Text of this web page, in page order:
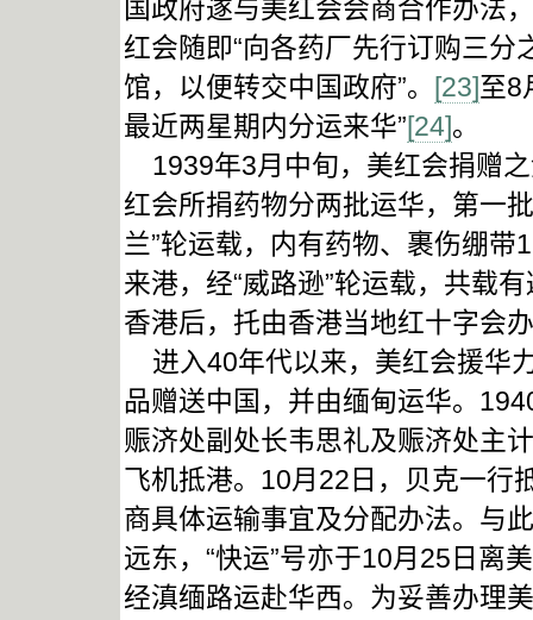
国政府遂与美红会会商合作办法
红会随即“向各药厂先行订购三
馆，以便转交中国政府”。 [23]至8
最近两星期内分运来华”[24]。
1939年3月中旬，美红会捐赠
红会所捐药物分两批运华，第一
兰”轮运载，内有药物、裹伤绷
来港，经“威路逊”轮运载，共载
香港后，托由香港当地红十字会
进入40年代以来，美红会援华
品赠送中国，并由缅甸运华。
赈济处副处长韦思礼及赈济处主
飞机抵港。10月22日，贝克一行
商具体运输事宜及分配办法。与
远东，“快运”号亦于10月25日离
经滇缅路运赴华西。为妥善办理